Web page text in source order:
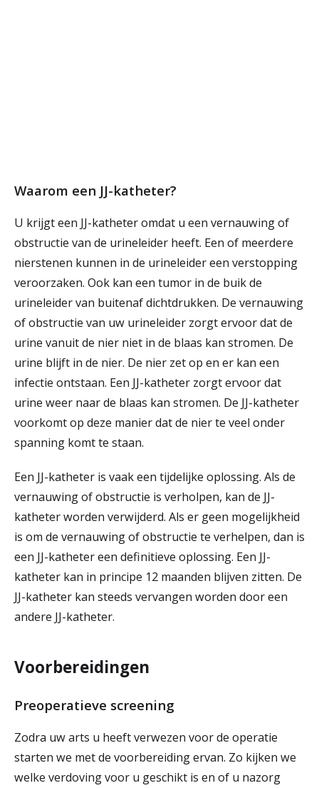
Waarom een JJ-katheter?
U krijgt een JJ-katheter omdat u een vernauwing of
obstructie van de urineleider heeft. Een of meerdere
nierstenen kunnen in de urineleider een verstopping
veroorzaken. Ook kan een tumor in de buik de
urineleider van buitenaf dichtdrukken. De vernauwing
of obstructie van uw urineleider zorgt ervoor dat de
urine vanuit de nier niet in de blaas kan stromen. De
urine blijft in de nier. De nier zet op en er kan een
infectie ontstaan. Een JJ-katheter zorgt ervoor dat
urine weer naar de blaas kan stromen. De JJ-katheter
voorkomt op deze manier dat de nier te veel onder
spanning komt te staan.
Een JJ-katheter is vaak een tijdelijke oplossing. Als de
vernauwing of obstructie is verholpen, kan de JJ-
katheter worden verwijderd. Als er geen mogelijkheid
is om de vernauwing of obstructie te verhelpen, dan is
een JJ-katheter een definitieve oplossing. Een JJ-
katheter kan in principe 12 maanden blijven zitten. De
JJ-katheter kan steeds vervangen worden door een
andere JJ-katheter.
Voorbereidingen
Preoperatieve screening
Zodra uw arts u heeft verwezen voor de operatie
starten we met de voorbereiding ervan. Zo kijken we
welke verdoving voor u geschikt is en of u nazorg